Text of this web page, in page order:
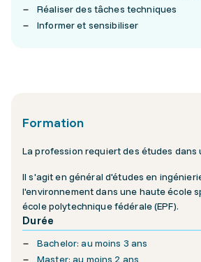
Réaliser des tâches techniques
Informer et sensibiliser
Formation
La profession requiert des études dans
Il s'agit en général d'études en
l'environnement dans une haute école
école polytechnique fédérale (EPF).
Durée
Bachelor: au moins 3 ans
Master: au moins 2 ans